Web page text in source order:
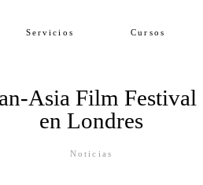
Servicios Cursos
Asia Film Festival
en Londres
Noticias